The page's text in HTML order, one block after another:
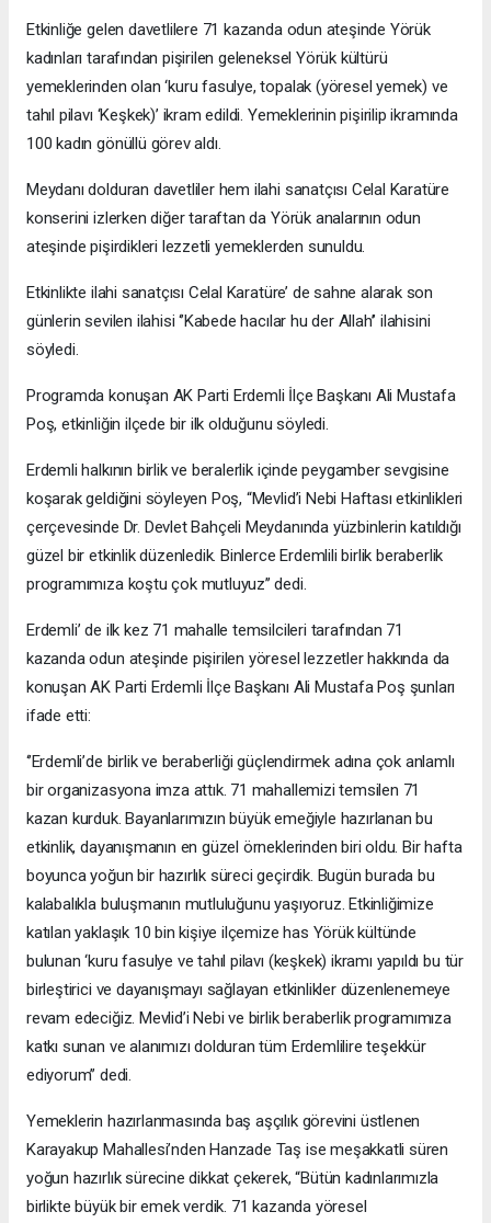
Etkinliğe gelen davetlilere 71 kazanda odun ateşinde Yörük
kadınları tarafından pişirilen geleneksel Yörük kültürü
yemeklerinden olan ‘kuru fasulye, topalak (yöresel yemek) ve
tahıl pilavı ‘Keşkek)’ ikram edildi. Yemeklerinin pişirilip ikramında
100 kadın gönüllü görev aldı.
Meydanı dolduran davetliler hem ilahi sanatçısı Celal Karatüre
konserini izlerken diğer taraftan da Yörük analarının odun
ateşinde pişirdikleri lezzetli yemeklerden sunuldu.
Etkinlikte ilahi sanatçısı Celal Karatüre’ de sahne alarak son
günlerin sevilen ilahisi ‘’Kabede hacılar hu der Allah’’ ilahisini
söyledi.
Programda konuşan AK Parti Erdemli İlçe Başkanı Ali Mustafa
Poş, etkinliğin ilçede bir ilk olduğunu söyledi.
Erdemli halkının birlik ve beralerlik içinde peygamber sevgisine
koşarak geldiğini söyleyen Poş, “Mevlid’i Nebi Haftası etkinlikleri
çerçevesinde Dr. Devlet Bahçeli Meydanında yüzbinlerin katıldığı
güzel bir etkinlik düzenledik. Binlerce Erdemlili birlik beraberlik
programımıza koştu çok mutluyuz’’ dedi.
Erdemli’ de ilk kez 71 mahalle temsilcileri tarafından 71
kazanda odun ateşinde pişirilen yöresel lezzetler hakkında da
konuşan AK Parti Erdemli İlçe Başkanı Ali Mustafa Poş şunları
ifade etti:
‘’Erdemli’de birlik ve beraberliği güçlendirmek adına çok anlamlı
bir organizasyona imza attık. 71 mahallemizi temsilen 71
kazan kurduk. Bayanlarımızın büyük emeğiyle hazırlanan bu
etkinlik, dayanışmanın en güzel örneklerinden biri oldu. Bir hafta
boyunca yoğun bir hazırlık süreci geçirdik. Bugün burada bu
kalabalıkla buluşmanın mutluluğunu yaşıyoruz. Etkinliğimize
katılan yaklaşık 10 bin kişiye ilçemize has Yörük kültünde
bulunan ‘kuru fasulye ve tahıl pilavı (keşkek) ikramı yapıldı bu tür
birleştirici ve dayanışmayı sağlayan etkinlikler düzenlenemeye
revam edeciğiz. Mevlid’i Nebi ve birlik beraberlik programımıza
katkı sunan ve alanımızı dolduran tüm Erdemlilire teşekkür
ediyorum’’ dedi.
Yemeklerin hazırlanmasında baş aşçılık görevini üstlenen
Karayakup Mahallesi’nden Hanzade Taş ise meşakkatli süren
yoğun hazırlık sürecine dikkat çekerek, “Bütün kadınlarımızla
birlikte büyük bir emek verdik. 71 kazanda yöresel